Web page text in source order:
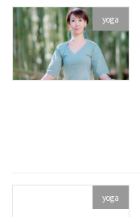
yoga
yoga